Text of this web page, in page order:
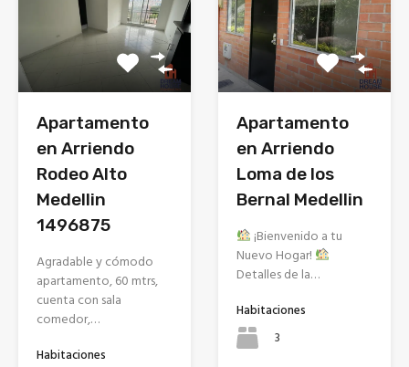
Apartamento
en Arriendo
Rodeo Alto
Medellin
1496875
Agradable y cómodo
apartamento, 60 mtrs,
cuenta con sala
comedor,…
Habitaciones
Apartamento
en Arriendo
Loma de los
Bernal Medellin
¡Bienvenido a tu
Nuevo Hogar!
Detalles de la…
Habitaciones
3